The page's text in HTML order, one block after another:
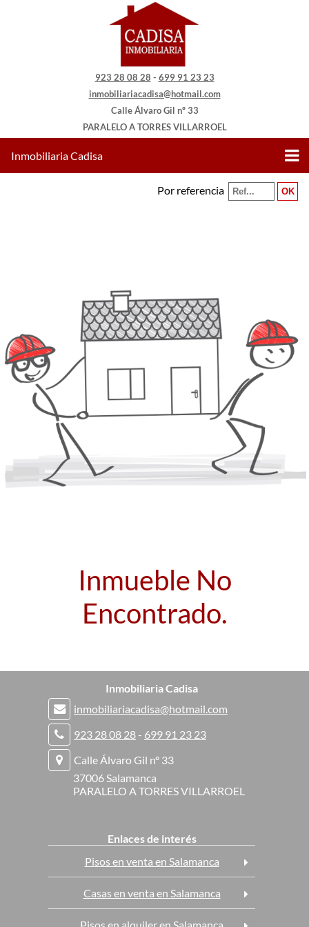
923 28 08 28 - 699 91 23 23
inmobiliariacadisa@hotmail.com
Calle Álvaro Gil nº 33
PARALELO A TORRES VILLARROEL
Inmobiliaria Cadisa
Por referencia
Inmueble No
Encontrado.
Inmobiliaria Cadisa
inmobiliariacadisa@hotmail.com
923 28 08 28 - 699 91 23 23
Calle Álvaro Gil nº 33
37006 Salamanca
PARALELO A TORRES VILLARROEL
Enlaces de interés
Pisos en venta en Salamanca
Casas en venta en Salamanca